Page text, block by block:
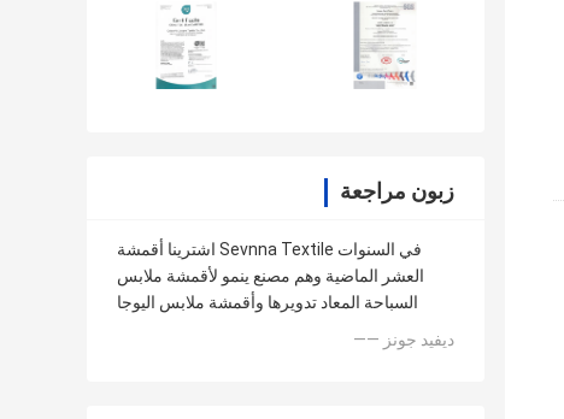
زبون مراجعة
اشترينا أقمشة Sevnna Textile في السنوات
العشر الماضية وهم مصنع ينمو لأقمشة ملابس
السباحة المعاد تدويرها وأقمشة ملابس اليوجا
—— ديفيد جونز